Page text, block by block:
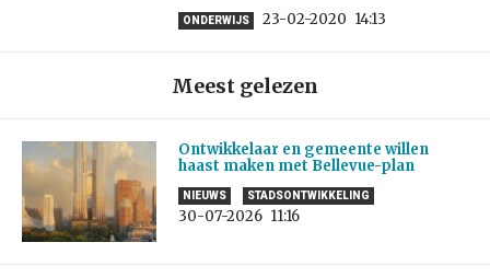
ONDERWIJS 23-02-2020 14:13
Meest gelezen
Ontwikkelaar en gemeente willen
haast maken met Bellevue-plan
NIEUWS STADSONTWIKKELING
30-07-2026 11:16